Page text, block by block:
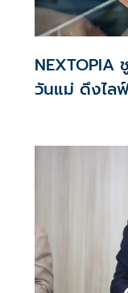
NEXTOPIA
วันแม่ ดึงไล